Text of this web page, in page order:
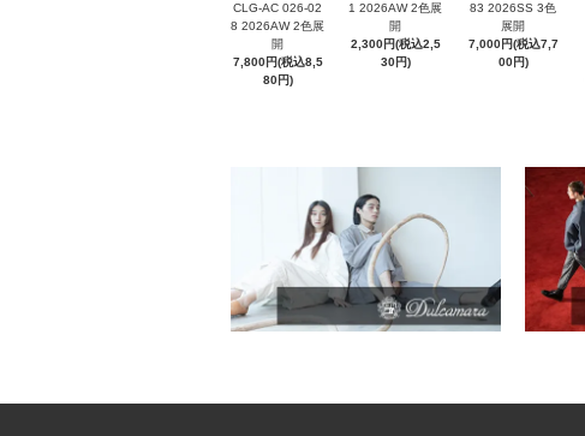
CLG-AC 026-02
8 2026AW 2色展
開
7,800円(税込8,5
80円)
1 2026AW 2色展
開
2,300円(税込2,5
30円)
83 2026SS 3色
展開
7,000円(税込7,7
00円)